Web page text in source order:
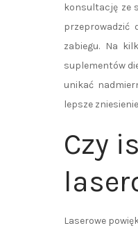
konsultację ze
przeprowadzić
zabiegu. Na
suplementów
unikać
lepsze
Czy
Laserowe